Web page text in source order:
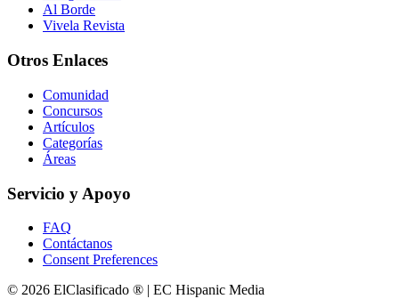
Al Borde
Vivela Revista
Otros Enlaces
Comunidad
Concursos
Artículos
Categorías
Áreas
Servicio y Apoyo
FAQ
Contáctanos
Consent Preferences
© 2026 ElClasificado ® | EC Hispanic Media